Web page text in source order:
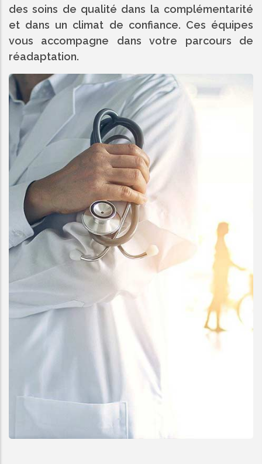
des soins de qualité dans la complémentarité
et dans un climat de confiance. Ces équipes
vous accompagne dans votre parcours de
réadaptation.